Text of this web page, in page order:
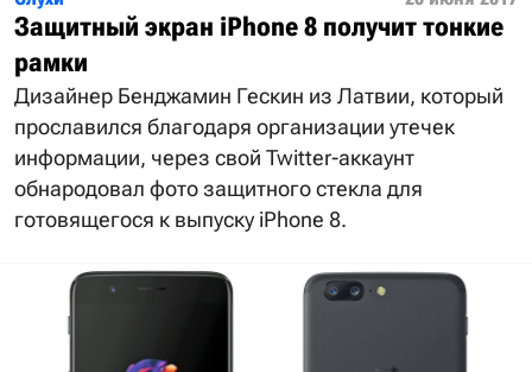
Защитный экран iPhone 8 получит тонкие
рамки
Дизайнер Бенджамин Гескин из Латвии, который
прославился благодаря организации утечек
информации, через свой Twitter-аккаунт
обнародовал фото защитного стекла для
готовящегося к выпуску iPhone 8.